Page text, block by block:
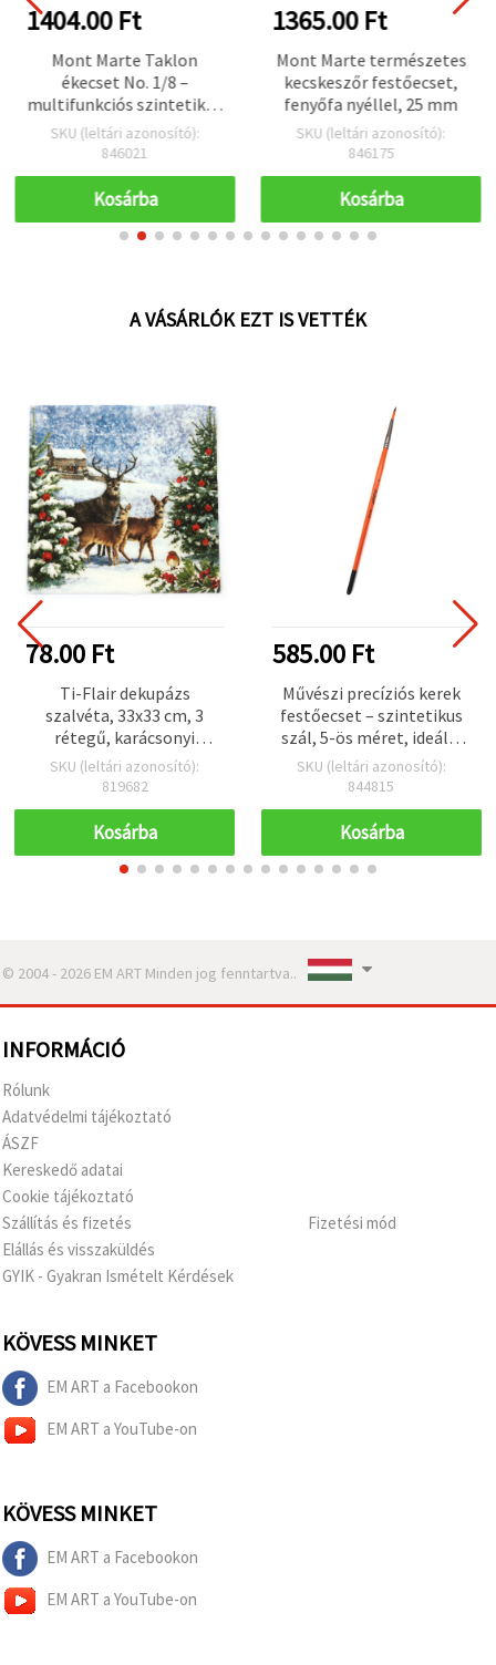
1404.00 Ft
Mont Marte Taklon
ékecset No. 1/8 –
multifunkciós szintetikus
művészecset
akrilfestékhez, hobbi és
SKU (leltári azonosító):
846021
Kosárba
1365.00 Ft
Mont Marte természetes
kecskeszőr festőecset,
fenyőfa nyéllel, 25 mm
SKU (leltári azonosító):
846175
Kosárba
A VÁSÁRLÓK EZT IS VETTÉK
78.00 Ft
Ti-Flair dekupázs
szalvéta, 33x33 cm, 3
rétegű, karácsonyi
mintás, három szarvassal
- 1 db
SKU (leltári azonosító):
819682
Kosárba
585.00 Ft
Művészi precíziós kerek
festőecset – szintetikus
szál, 5-ös méret, ideális
részletmunkához
SKU (leltári azonosító):
844815
Kosárba
© 2004 - 2026 EM ART Minden jog fenntartva..
INFORMÁCIÓ
Rólunk
Adatvédelmi tájékoztató
ÁSZF
Kereskedő adatai
Cookie tájékoztató
Szállítás és fizetés
Elállás és visszaküldés
GYIK - Gyakran Ismételt Kérdések
Fizetési mód
KÖVESS MINKET
EM ART a Facebookon
EM ART a YouTube-on
KÖVESS MINKET
EM ART a Facebookon
EM ART a YouTube-on